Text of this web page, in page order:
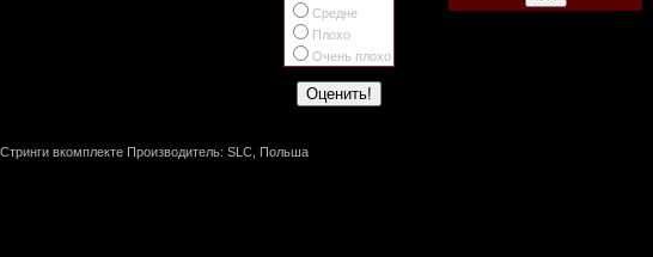
Средне
Плохо
Очень плохо
вкомплекте Производитель: SLC, Польша